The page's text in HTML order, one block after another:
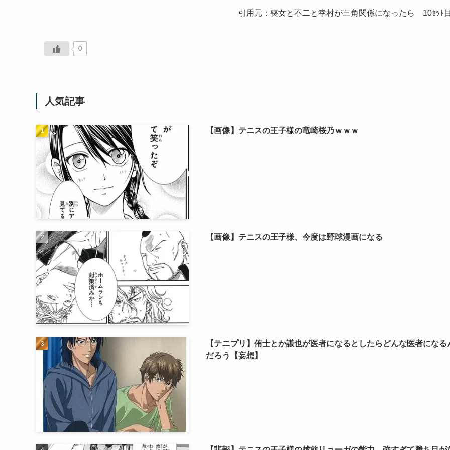
引用元：喪女と不二と幸村が三角関係になったら 10ｾｯﾄ
0
人気記事
【画像】テニスの王子様の竜崎桜乃ｗｗｗ
【画像】テニスの王子様、今度は野球漫画になる
【テニプリ】侑士とか謙也が医者になるとしたらどんな医者になる
だろう【妄想】